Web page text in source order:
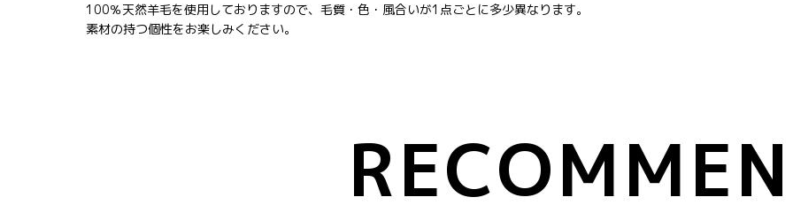
100％天然羊毛を使用しておりますので、毛質・色・風合いが1点ごとに多少異なります。
素材の持つ個性をお楽しみください。